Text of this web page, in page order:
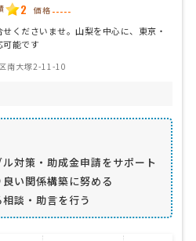
2 価格 -----
くださいませ。山梨を中心に、東京・
可能です
南大塚2-11-10
対策・助成金申請をサポート
い関係構築に努める
談・助言を行う